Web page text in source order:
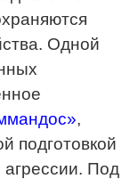
Одной
,
подготовкой
Под